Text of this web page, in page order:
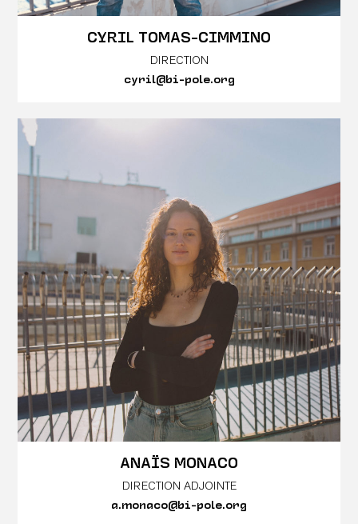
CYRIL TOMAS-CIMMINO
DIRECTION
cyril@bi-pole.org
ANAÏS MONACO
DIRECTION ADJOINTE
a.monaco@bi-pole.org